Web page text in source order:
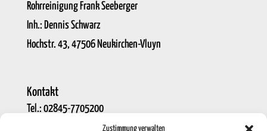
Zustimmung verwalten
Rohrreinigung Frank Seeberger
Inh.: Dennis Schwarz
Hochstr. 43, 47506 Neukirchen-Vluyn
Kontakt
Tel.: 02845-7705200
info@rohrreinigung-seeberger.de